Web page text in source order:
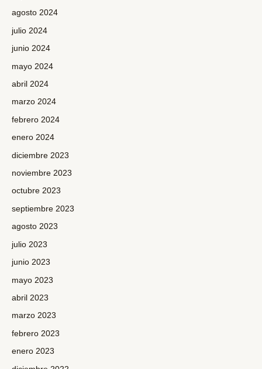
agosto 2024
julio 2024
junio 2024
mayo 2024
abril 2024
marzo 2024
febrero 2024
enero 2024
diciembre 2023
noviembre 2023
octubre 2023
septiembre 2023
agosto 2023
julio 2023
junio 2023
mayo 2023
abril 2023
marzo 2023
febrero 2023
enero 2023